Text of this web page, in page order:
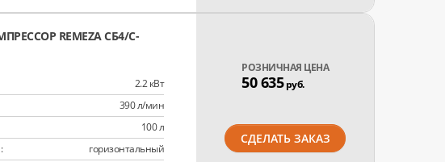
REMEZA СБ4/C-
2.2 кВт
390 л/мин
100 л
горизонтальный
РОЗНИЧНАЯ ЦЕНА
50 635руб.
СДЕЛАТЬ ЗАКАЗ